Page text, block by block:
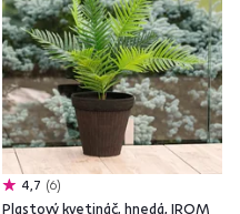
4,7 6
Plastový kvetináč, hnedá, IROM